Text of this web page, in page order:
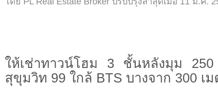
ให้เช่าทาวน์โฮม 3 ชั้นหลังมุม
สุขุมวิท 99 ใกล้ BTS บางจาก 300 เม